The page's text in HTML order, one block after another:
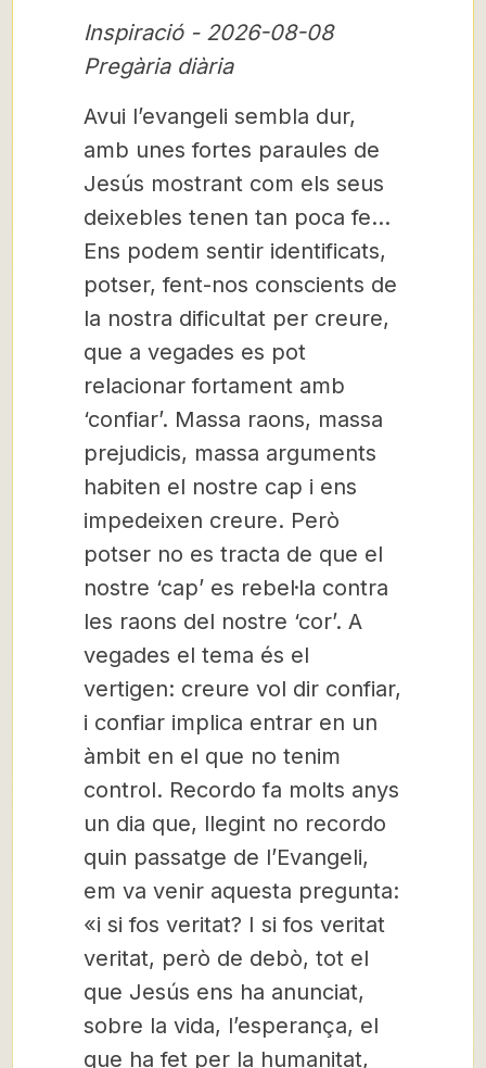
Inspiració - 2026-08-08
Pregària diària
Avui l’evangeli sembla dur,
amb unes fortes paraules de
Jesús mostrant com els seus
deixebles tenen tan poca fe…
Ens podem sentir identificats,
potser, fent-nos conscients de
la nostra dificultat per creure,
que a vegades es pot
relacionar fortament amb
‘confiar’. Massa raons, massa
prejudicis, massa arguments
habiten el nostre cap i ens
impedeixen creure. Però
potser no es tracta de que el
nostre ‘cap’ es rebel·la contra
les raons del nostre ‘cor’. A
vegades el tema és el
vertigen: creure vol dir confiar,
i confiar implica entrar en un
àmbit en el que no tenim
control. Recordo fa molts anys
un dia que, llegint no recordo
quin passatge de l’Evangeli,
em va venir aquesta pregunta:
«i si fos veritat? I si fos veritat
veritat, però de debò, tot el
que Jesús ens ha anunciat,
sobre la vida, l’esperança, el
que ha fet per la humanitat,